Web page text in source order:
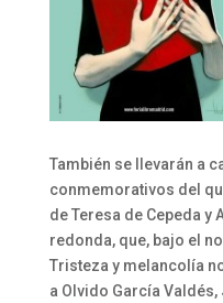
También se llevarán a
conmemorativos del
de Teresa de Cepeda y
redonda, que, bajo el
Tristeza y melancolía
a Olvido García